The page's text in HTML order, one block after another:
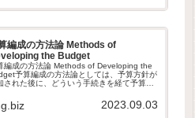
編成の方法論 Methods of
the Budget
編成の方法論 Methods of Developing the
予算編成の方法論としては、予算方針が
された後に、どういう手続きを経て予算が
。どれが最良かという議論は無意味で...
2023.09.03